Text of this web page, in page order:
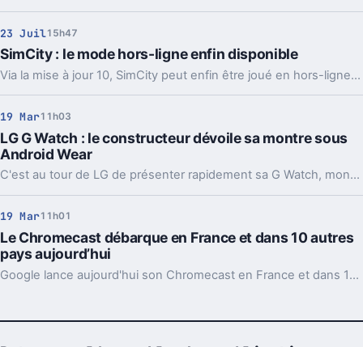
23 Juil15h47
SimCity : le mode hors-ligne enfin disponible
Via la mise à jour 10, SimCity peut enfin être joué en hors-ligne, comme réclamé par les joueurs depuis sa sortie il y a un an.
19 Mar11h03
LG G Watch : le constructeur dévoile sa montre sous
Android Wear
C'est au tour de LG de présenter rapidement sa G Watch, montre connectée fonctionnant sous Android Wear.
19 Mar11h01
Le Chromecast débarque en France et dans 10 autres
pays aujourd’hui
Google lance aujourd'hui son Chromecast en France et dans 10 autres pays pour 35€ !